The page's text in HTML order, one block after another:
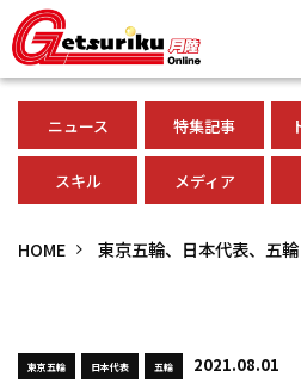
ニュース 特集記事
スキル メディア
HOME 東京五輪、日本代表、五輪
東京五輪 日本代表 五輪 2021.08.01